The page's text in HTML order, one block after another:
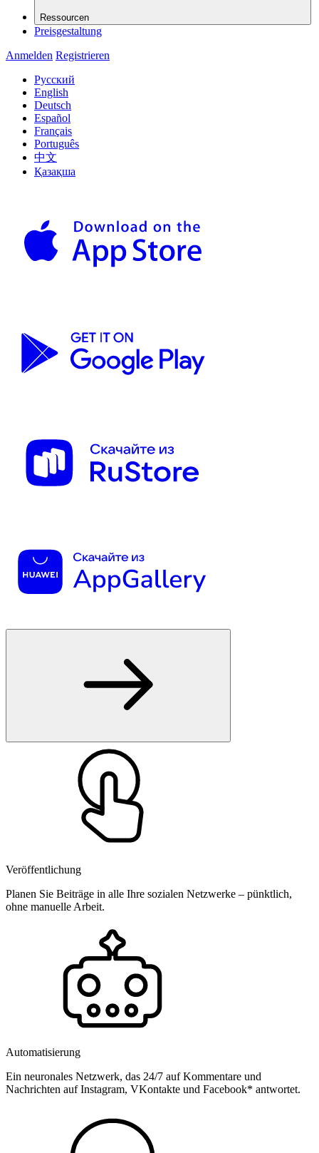
Ressourcen
Preisgestaltung
Anmelden Registrieren
Русский
English
Deutsch
Español
Français
Português
中文
Қазақша
Veröffentlichung
Planen Sie Beiträge in alle Ihre sozialen Netzwerke – pünktlich,
ohne manuelle Arbeit.
Automatisierung
Ein neuronales Netzwerk, das 24/7 auf Kommentare und
Nachrichten auf Instagram, VKontakte und Facebook* antwortet.